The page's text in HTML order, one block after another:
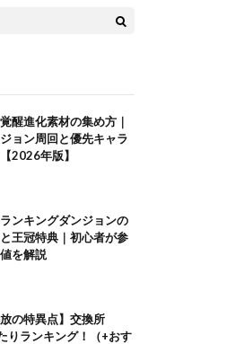
醒進化素材の集め方｜
ョン周回と優先キャラ
2026年版】
ンキングダンジョンの
王冠特典｜初心者が参
を解説
放の特異点】交換所
りランキング！（+おす